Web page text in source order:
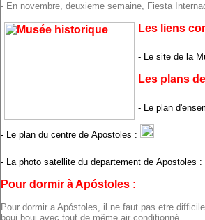
- En novembre, deuxieme semaine, Fiesta
Les liens
- Le site de la
Les plans
- Le plan
- Le plan du centre de Apostoles :
- La photo satellite du departement de Apostoles :
Pour dormir à Apóstoles :
Pour dormir a Apóstoles, il ne faut pas etre
boui boui avec tout de même air conditionné.